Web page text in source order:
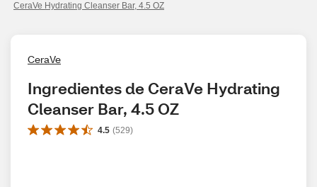
CeraVe Hydrating Cleanser Bar, 4.5 OZ
CeraVe
Ingredientes de CeraVe Hydrating
Cleanser Bar, 4.5 OZ
4.5 (529)